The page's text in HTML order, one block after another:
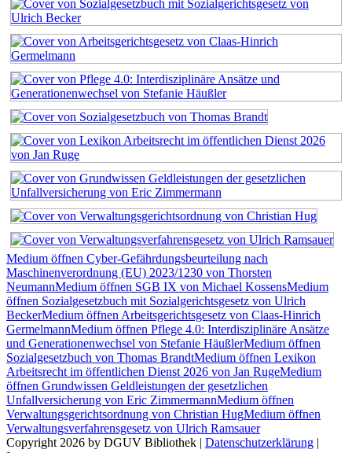
Medium öffnen Cyber-Gefährdungsbeurteilung nach
Maschinenverordnung (EU) 2023/1230 von Thorsten
NeumannMedium öffnen SGB IX von Michael KossensMedium
öffnen Sozialgesetzbuch mit Sozialgerichtsgesetz von Ulrich
BeckerMedium öffnen Arbeitsgerichtsgesetz von Claas-Hinrich
GermelmannMedium öffnen Pflege 4.0: Interdisziplinäre Ansätze
und Generationenwechsel von Stefanie HäußlerMedium öffnen
Sozialgesetzbuch von Thomas BrandtMedium öffnen Lexikon
Arbeitsrecht im öffentlichen Dienst 2026 von Jan RugeMedium
öffnen Grundwissen Geldleistungen der gesetzlichen
Unfallversicherung von Eric ZimmermannMedium öffnen
Verwaltungsgerichtsordnung von Christian HugMedium öffnen
Verwaltungsverfahrensgesetz von Ulrich Ramsauer
Copyright 2026 by DGUV Bibliothek | Datenschutzerklärung |